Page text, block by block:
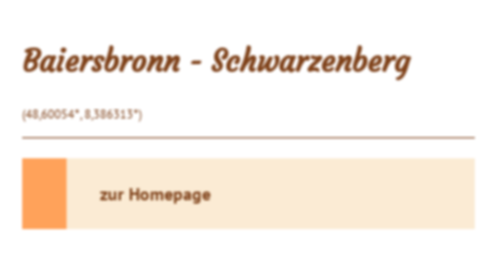
Baiersbronn - Schwarzenberg
(48,60054°, 8,386313°)
zur Homepage